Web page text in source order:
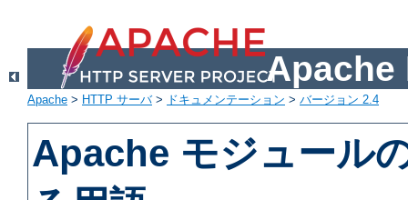
Apache
Apache > HTTP サーバ> ドキュメンテーション > バージョン 2.4
Apache モジュール